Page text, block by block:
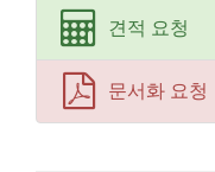
견적 요청
문서화 요청